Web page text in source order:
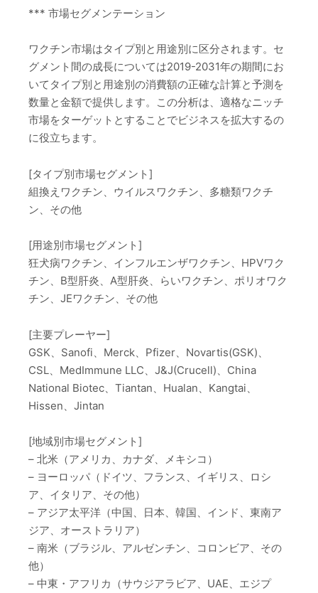
*** 市場セグメンテーション
ワクチン市場はタイプ別と用途別に区分されます。セ
グメント間の成長については2019-2031年の期間にお
いてタイプ別と用途別の消費額の正確な計算と予測を
数量と金額で提供します。この分析は、適格なニッチ
市場をターゲットとすることでビジネスを拡大するの
に役立ちます。
[タイプ別市場セグメント]
組換えワクチン、ウイルスワクチン、多糖類ワクチ
ン、その他
[用途別市場セグメント]
狂犬病ワクチン、インフルエンザワクチン、HPVワク
チン、B型肝炎、A型肝炎、らいワクチン、ポリオワク
チン、JEワクチン、その他
[主要プレーヤー]
GSK、Sanofi、Merck、Pfizer、Novartis(GSK)、
CSL、MedImmune LLC、J&J(Crucell)、China
National Biotec、Tiantan、Hualan、Kangtai、
Hissen、Jintan
[地域別市場セグメント]
– 北米（アメリカ、カナダ、メキシコ）
– ヨーロッパ（ドイツ、フランス、イギリス、ロシ
ア、イタリア、その他）
– アジア太平洋（中国、日本、韓国、インド、東南ア
ジア、オーストラリア）
– 南米（ブラジル、アルゼンチン、コロンビア、その
他）
– 中東・アフリカ（サウジアラビア、UAE、エジプ